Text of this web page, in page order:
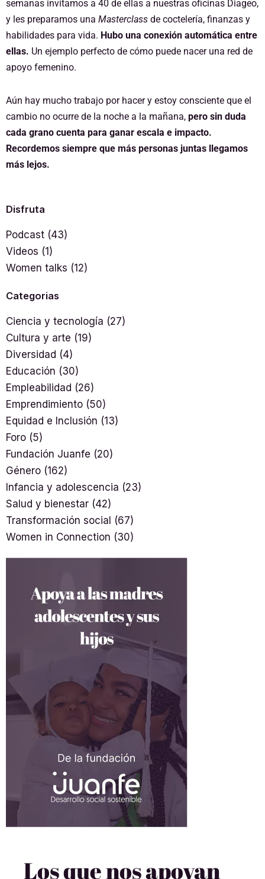
semanas invitamos a 40 de ellas a nuestras oficinas Diageo,
y les preparamos una Masterclass de coctelería, finanzas y
habilidades para vida. Hubo una conexión automática entre
ellas. Un ejemplo perfecto de cómo puede nacer una red de
apoyo femenino.
Aún hay mucho trabajo por hacer y estoy consciente que el
cambio no ocurre de la noche a la mañana, pero sin duda
cada grano cuenta para ganar escala e impacto.
Recordemos siempre que más personas juntas llegamos
más lejos.
Disfruta
Podcast (43)
Videos (1)
Women talks (12)
Categorias
Ciencia y tecnología (27)
Cultura y arte (19)
Diversidad (4)
Educación (30)
Empleabilidad (26)
Emprendimiento (50)
Equidad e Inclusión (13)
Foro (5)
Fundación Juanfe (20)
Género (162)
Infancia y adolescencia (23)
Salud y bienestar (42)
Transformación social (67)
Women in Connection (30)
Los que nos apoyan